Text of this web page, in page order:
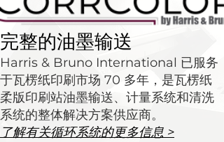
完整的油墨输送
Harris & Bruno International 已服务
于瓦楞纸印刷市场 70 多年，是瓦楞纸
柔版印刷站油墨输送、计量系统和清洗
系统的整体解决方案供应商。
了解有关循环系统的更多信息 >